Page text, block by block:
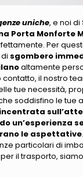
uniche, e noi di
Porta Monforte
Per
sgombero
altamente
il nostro
tue necessità,
soddisfino le tue
un’esperienza
le aspettative.
particolari di
il trasporto,